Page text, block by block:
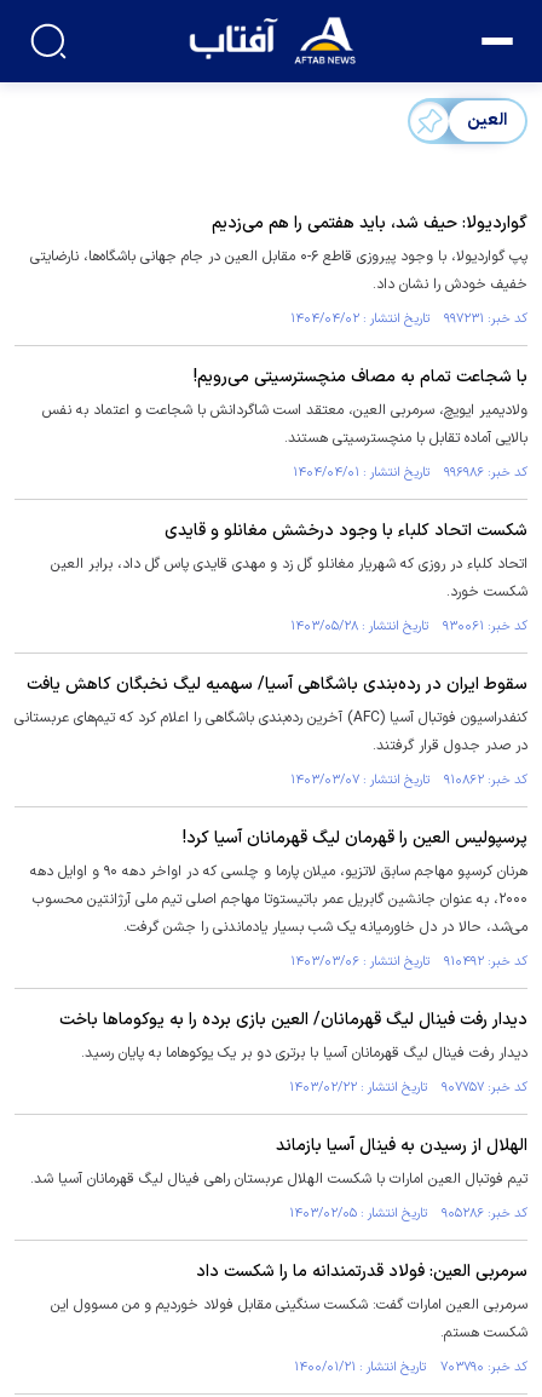
العین
گواردیولا: حیف شد، باید هفتمی را هم می‌زدیم
پپ گواردیولا، با وجود پیروزی قاطع ۶-۰ مقابل العین در جام جهانی باشگاه‌ها، نارضایتی
خفیف خودش را نشان داد.
کد خبر: ۹۹۷۲۳۱ تاریخ انتشار : ۱۴۰۴/۰۴/۰۲
با شجاعت تمام به مصاف منچسترسیتی می‌رویم!
ولادیمیر ایویچ، سرمربی العین، معتقد است شاگردانش با شجاعت و اعتماد به نفس
بالایی آماده تقابل با منچسترسیتی هستند.
کد خبر: ۹۹۶۹۸۶ تاریخ انتشار : ۱۴۰۴/۰۴/۰۱
شکست اتحاد کلباء با وجود درخشش مغانلو و قایدی
اتحاد کلباء در روزی که شهریار مغانلو گل زد و مهدی قایدی پاس گل داد، برابر العین
شکست خورد.
کد خبر: ۹۳۰۰۶۱ تاریخ انتشار : ۱۴۰۳/۰۵/۲۸
سقوط ایران در رده‌بندی باشگاهی آسیا/ سهمیه لیگ نخبگان کاهش یافت
کنفدراسیون فوتبال آسیا (AFC) آخرین رده‌بندی باشگاهی را اعلام کرد که تیم‌های عربستانی
در صدر جدول قرار گرفتند.
کد خبر: ۹۱۰۸۶۲ تاریخ انتشار : ۱۴۰۳/۰۳/۰۷
پرسپولیس العین را قهرمان لیگ قهرمانان آسیا کرد!
هرنان کرسپو مهاجم سابق لاتزیو، میلان پارما و چلسی که در اواخر دهه ۹۰ و اوایل دهه
۲۰۰۰، به عنوان جانشین گابریل عمر باتیستوتا مهاجم اصلی تیم ملی آرژانتین محسوب
می‌شد، حالا در دل خاورمیانه یک شب بسیار یادماندنی را جشن گرفت.
کد خبر: ۹۱۰۴۹۲ تاریخ انتشار : ۱۴۰۳/۰۳/۰۶
دیدار رفت فینال لیگ قهرمانان/ العین بازی برده را به یوکوما‌ها باخت
دیدار رفت فینال لیگ قهرمانان آسیا با برتری دو بر یک یوکوهاما به پایان رسید.
کد خبر: ۹۰۷۷۵۷ تاریخ انتشار : ۱۴۰۳/۰۲/۲۲
الهلال از رسیدن به فینال آسیا بازماند
تیم فوتبال العین امارات با شکست الهلال عربستان راهی فینال لیگ قهرمانان آسیا شد.
کد خبر: ۹۰۵۲۸۶ تاریخ انتشار : ۱۴۰۳/۰۲/۰۵
سرمربی العین: فولاد قدرتمندانه ما را شکست داد
سرمربی العین امارات گفت: شکست سنگینی مقابل فولاد خوردیم و من مسوول این
شکست هستم.
کد خبر: ۷۰۳۷۹۰ تاریخ انتشار : ۱۴۰۰/۰۱/۲۱